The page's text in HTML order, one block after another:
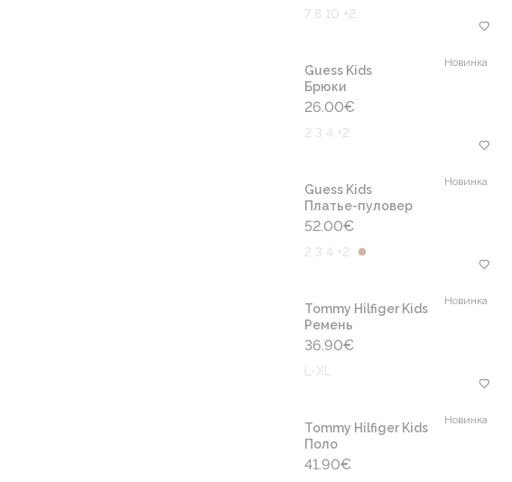
7 8 10 +2
Новинка
Guess Kids
Брюки
26.00€
2 3 4 +2
Новинка
Guess Kids
Платье-пуловер
52.00€
2 3 4 +2
Новинка
Tommy Hilfiger Kids
Ремень
36.90€
L-XL
Новинка
Tommy Hilfiger Kids
Поло
41.90€